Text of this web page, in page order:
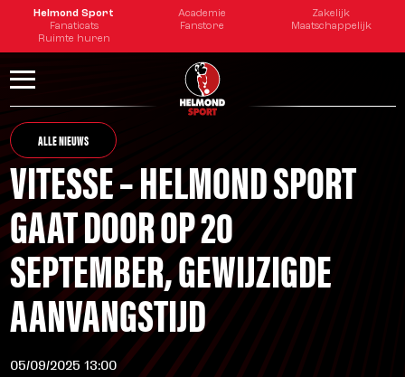
Helmond Sport Academie
Zakelijk
Fanaticats
Fanstore
Maatschappelijk
Ruimte huren
ALLE NIEUWS
VITESSE – HELMOND SPORT
GAAT DOOR OP 20
SEPTEMBER, GEWIJZIGDE
AANVANGSTIJD
05/09/2025 13:00